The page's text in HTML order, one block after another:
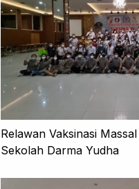
Relawan Vaksinasi
Sekolah Darma Yudha